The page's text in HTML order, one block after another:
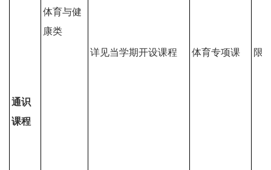
通识
课程
体育与健
康类
详见当学期开设课程 体育专项课 限